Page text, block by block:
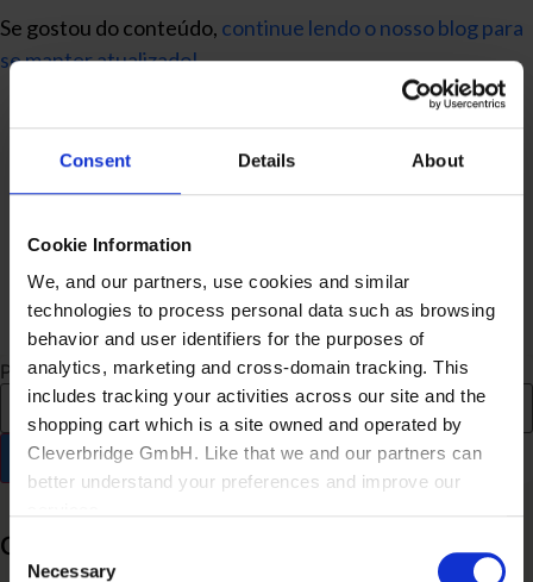
Consent Details About
Cookie Information
We, and our partners, use cookies and similar
technologies to process personal data such as browsing
behavior and user identifiers for the purposes of
analytics, marketing and cross-domain tracking. This
includes tracking your activities across our site and the
shopping cart which is a site owned and operated by
Cleverbridge GmbH. Like that we and our partners can
better understand your preferences and improve our
Also, the operator of the shopping cart, Cleverbridge
Selection
Necessary
Se gostou do conteúdo, continue lendo o nosso blog para
se manter atualizado!
Pesquisar
Categorias